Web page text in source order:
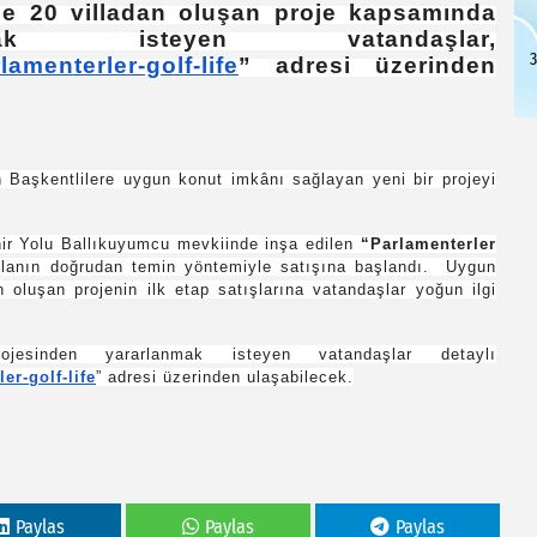
20 villadan oluşan proje kapsamında
isteyen vatandaşlar,
golf-life” adresi üzerinden
uygun konut imkânı sağlayan yeni bir projeyi
Ballıkuyumcu mevkiinde inşa edilen “Parlamenterler
doğrudan temin yöntemiyle satışına başlandı. Uygun
projenin ilk etap satışlarına vatandaşlar yoğun ilgi
isteyen vatandaşlar detaylı
golf-life” adresi üzerinden ulaşabilecek.
Paylas Paylas Paylas